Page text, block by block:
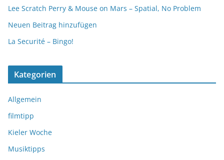
Lee Scratch Perry & Mouse on Mars – Spatial, No Problem
Neuen Beitrag hinzufügen
La Securité – Bingo!
Kategorien
Allgemein
filmtipp
Kieler Woche
Musiktipps